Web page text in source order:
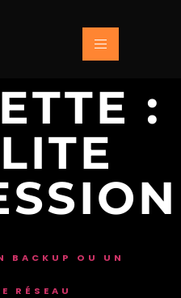
:
BACKUP OU UN
RÉSEAU